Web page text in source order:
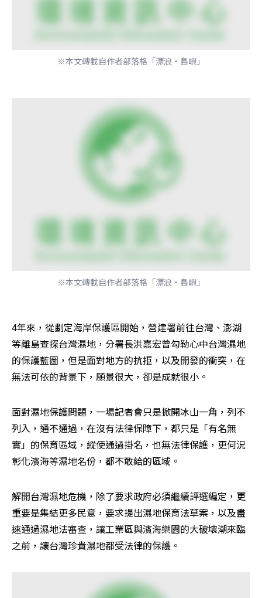
※本文轉載自作者部落格「漂浪‧島嶼」
※本文轉載自作者部落格「漂浪‧島嶼」
4年來，從劃定海岸保護區開始，營建署前往台灣、澎湖
等離島查探台灣濕地，分署長洪嘉宏曾勾勒心中台灣濕地
的保護藍圖，但是面對地方的抗拒，以及開發的衝突，在
無法可依的背景下，願景很大，卻是成就很小。
面對濕地保護問題，一場記者會只是掀開冰山一角，列不
列入，通不通過，在沒有法律保障下，都只是「有名無
實」的保育區域，縱使通過掛名，也無法律保護，更何況
彰化濱海等濕地名份，都不敢給的區域。
解開台灣濕地危機，除了要求政府必須繼續評選編定，更
重要是集結更多民意，要求提出濕地保育法草案，以及盡
速通過濕地法審查，讓工業區與濱海樂園的大破壞潮來臨
之前，讓台灣珍貴濕地都受法律的保護。